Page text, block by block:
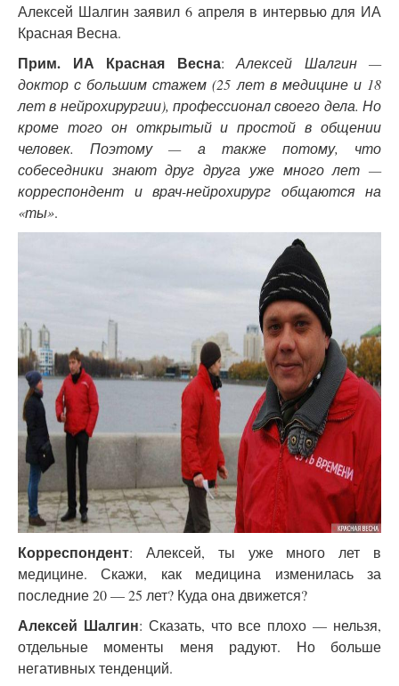
Алексей Шалгин заявил 6 апреля в интервью для ИА
Красная Весна.
Прим. ИА Красная Весна: Алексей Шалгин —
доктор с большим стажем (25 лет в медицине и 18
лет в нейрохирургии), профессионал своего дела. Но
кроме того он открытый и простой в общении
человек. Поэтому — а также потому, что
собеседники знают друг друга уже много лет —
корреспондент и врач-нейрохирург общаются на
«ты».
Корреспондент: Алексей, ты уже много лет в
медицине. Скажи, как медицина изменилась за
последние 20 — 25 лет? Куда она движется?
Алексей Шалгин: Сказать, что все плохо — нельзя,
отдельные моменты меня радуют. Но больше
негативных тенденций.